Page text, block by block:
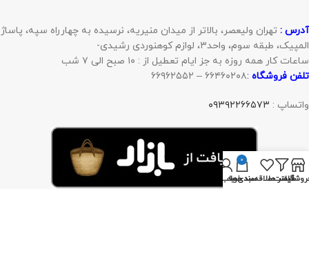
آدرس : تهران ولیعصر، بالاتر از میدان منیریه، نرسیده به چهارراه سپه، پاساژ
المپیک، طبقه سوم، واحد۳، لوازم کوهنوردی رشیدی-
ساعات کار همه روزه به جز ایام تعطیل از : ۱۰ صبح الی ۷ شب
تلفن فروشگاه :۶۶۴۶۰۲۰۸ – ۶۶۹۶۲۵۵۲
واتساپ : ۰۹۳۹۲۲۶۶۵۷۳
فیلتر ها
لیست علاقه‌مندی‌ها
0
سبد خرید
حساب من